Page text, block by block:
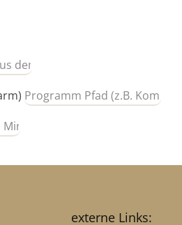
externe Links: